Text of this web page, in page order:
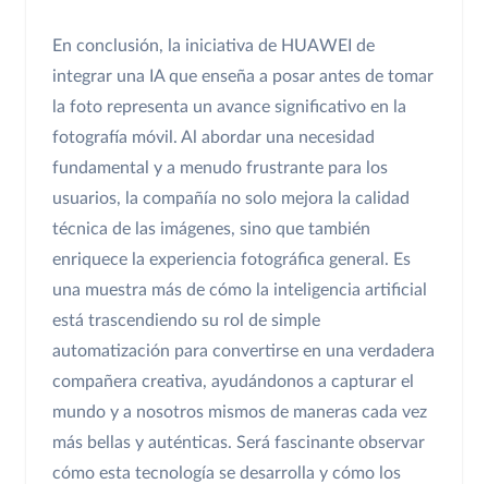
En conclusión, la iniciativa de HUAWEI de
integrar una IA que enseña a posar antes de tomar
la foto representa un avance significativo en la
fotografía móvil. Al abordar una necesidad
fundamental y a menudo frustrante para los
usuarios, la compañía no solo mejora la calidad
técnica de las imágenes, sino que también
enriquece la experiencia fotográfica general. Es
una muestra más de cómo la inteligencia artificial
está trascendiendo su rol de simple
automatización para convertirse en una verdadera
compañera creativa, ayudándonos a capturar el
mundo y a nosotros mismos de maneras cada vez
más bellas y auténticas. Será fascinante observar
cómo esta tecnología se desarrolla y cómo los